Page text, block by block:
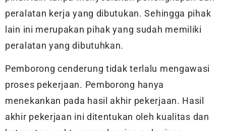
peralatan kerja yang dibutukan. Sehingga pihak
lain ini merupakan pihak yang sudah memiliki
peralatan yang dibutuhkan.
Pemborong cenderung tidak terlalu mengawasi
proses pekerjaan. Pemborong hanya
menekankan pada hasil akhir pekerjaan. Hasil
akhir pekerjaan ini ditentukan oleh kualitas dan